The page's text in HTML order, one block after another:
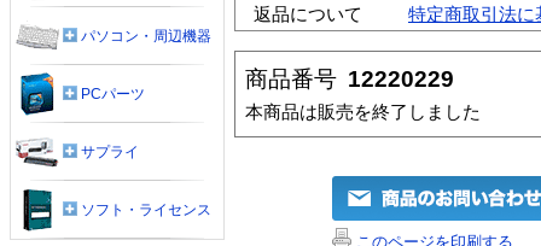
返品について
特定商取引法に
商品番号 12220229
本商品は販売を終了しました
このページを印刷する
パソコン・周辺機器
PCパーツ
サプライ
ソフト・ライセンス